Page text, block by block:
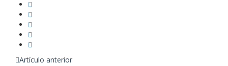
Artículo anterior